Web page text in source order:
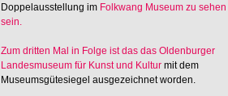
Doppelausstellung im Folkwang Museum zu sehen
sein.
Zum dritten Mal in Folge ist das das Oldenburger
Landesmuseum für Kunst und Kultur mit dem
Museumsgütesiegel ausgezeichnet worden.